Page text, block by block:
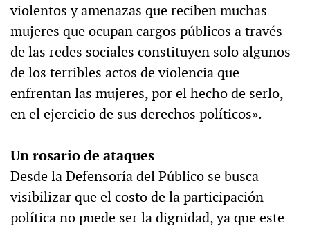
violentos y amenazas que reciben muchas
mujeres que ocupan cargos públicos a través
de las redes sociales constituyen solo algunos
de los terribles actos de violencia que
enfrentan las mujeres, por el hecho de serlo,
en el ejercicio de sus derechos políticos».
Un rosario de ataques
Desde la Defensoría del Público se busca
visibilizar que el costo de la participación
política no puede ser la dignidad, ya que este